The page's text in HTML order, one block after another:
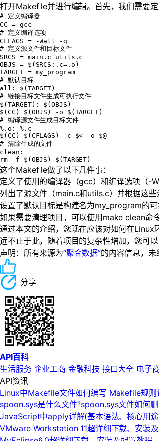
打开Makefile并进行编辑。首先，我们需要
# 定义编译器
CC = gcc
# 定义编译选项
CFLAGS = -Wall -g
# 定义源文件和目标文件
SRCS = main.c utils.c
OBJS = $(SRCS:.c=.o)
TARGET = my_program
# 默认目标
all: $(TARGET)
# 链接目标文件生成可执行文件
$(TARGET): $(OBJS)
$(CC) $(OBJS) -o $(TARGET)
# 编译源文件生成目标文件
%.o: %.c
$(CC) $(CFLAGS) -c $< -o $@
# 清除生成的文件
clean:
rm -f $(OBJS) $(TARGET)
这个Makefile做了以下几件事：
定义了使用的编译器（gcc）和编译选项（-
列出了源文件（main.c和utils.c）并根据这些
设置了默认目标是构建名为my_program的可
如果需要清理项目，可以使用make clean命
通过本文的介绍，您现在应该对如何在
远不止于此，随着项目的复杂性增加，您可
声明：所有来源为“聚合数据”的内容信息，
分享
API百科
生活服务 企业工商 金融科技 接口大全 电子
API资讯
Linux中Makefile文件如何编写 Makefile规则
spoon.sys是什么文件?spoon.sys文件如何
JavaScript中apply详解(基本语法、核心用
VMware Workstation 11超详细下载、安装